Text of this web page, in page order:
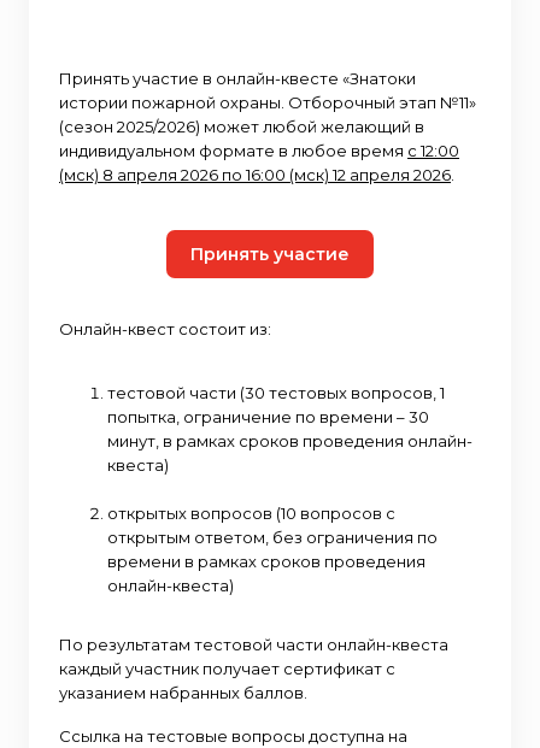
Принять участие в онлайн-квесте «Знатоки
истории пожарной охраны. Отборочный этап №11»
(сезон 2025/2026) может любой желающий в
индивидуальном формате в любое время с 12:00
(мск) 8 апреля 2026 по 16:00 (мск) 12 апреля 2026
Принять участие
Онлайн-квест состоит из:
тестовой части (30 тестовых вопросов, 1
попытка, ограничение по времени – 30
минут, в рамках сроков проведения онлайн-
квеста)
открытых вопросов (10 вопросов с
открытым ответом, без ограничения по
времени в рамках сроков проведения
онлайн-квеста)
По результатам тестовой части онлайн-квеста
каждый участник получает сертификат с
указанием набранных баллов.
Ссылка на тестовые вопросы доступна на